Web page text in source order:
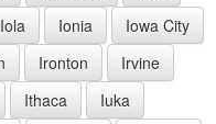
Iola Ionia
Iowa City
Ironton
Irvine
Ithaca
Iuka